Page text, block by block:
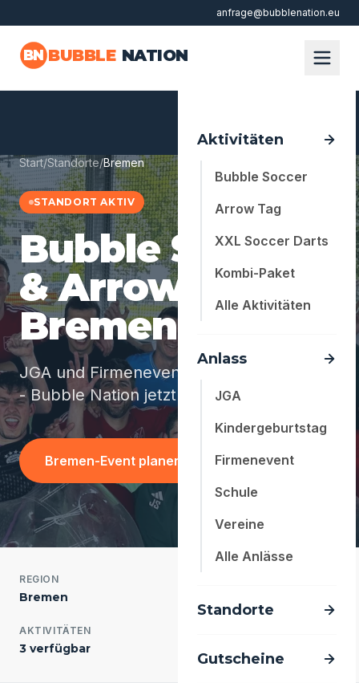
anfrage@bubblenation.eu
BN BUBBLE NATION
Aktivitäten
Bubble Soccer
Arrow Tag
XXL Soccer Darts
Kombi-Paket
Alle Aktivitäten
Anlass
JGA
Kindergeburtstag
Firmenevent
Schule
Vereine
Alle Anlässe
Standorte
Gutscheine
Start/Standorte/Bremen
STANDORT AKTIV
Bubble Soccer
& Arrow Tag in
Bremen
JGA und Firmenevents in der Hansestadt
- Bubble Nation jetzt auch im Norden.
Bremen-Event planen
REGION
Bremen
AKTIVITÄTEN
3 verfügbar